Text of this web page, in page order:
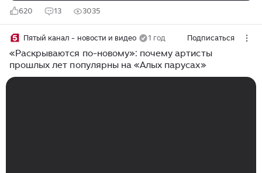
620 13 3035
Пятый канал - новости и видео 1 год Подписаться
«Раскрываются по-новому»: почему артисты
прошлых лет популярны на «Алых парусах»